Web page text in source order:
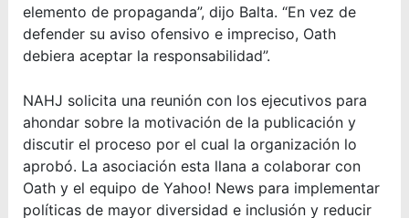
elemento de propaganda”, dijo Balta. “En vez de
defender su aviso ofensivo e impreciso, Oath
debiera aceptar la responsabilidad”.
NAHJ solicita una reunión con los ejecutivos para
ahondar sobre la motivación de la publicación y
discutir el proceso por el cual la organización lo
aprobó. La asociación esta llana a colaborar con
Oath y el equipo de Yahoo! News para implementar
políticas de mayor diversidad e inclusión y reducir